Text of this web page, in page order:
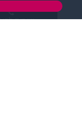
שירות